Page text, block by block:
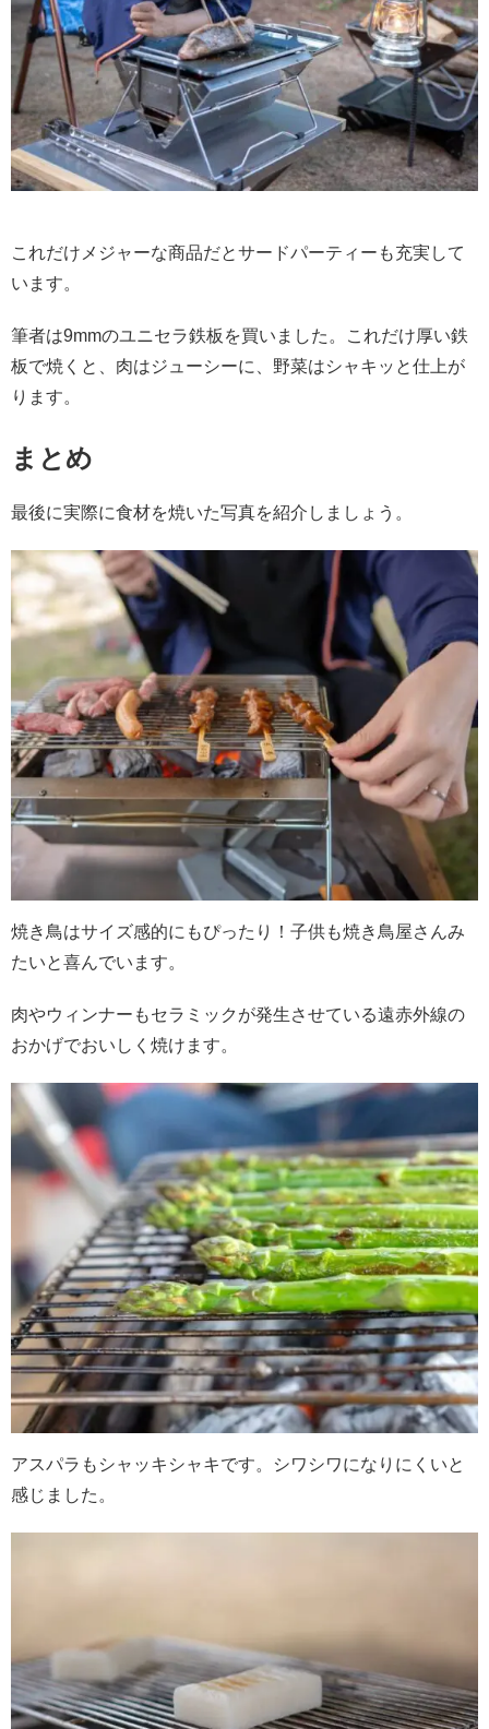
これだけメジャーな商品だとサードパーティーも充実して
います。
筆者は9mmのユニセラ鉄板を買いました。これだけ厚い鉄
板で焼くと、肉はジューシーに、野菜はシャキッと仕上が
ります。
まとめ
最後に実際に食材を焼いた写真を紹介しましょう。
焼き鳥はサイズ感的にもぴったり！子供も焼き鳥屋さんみ
たいと喜んでいます。
肉やウィンナーもセラミックが発生させている遠赤外線の
おかげでおいしく焼けます。
アスパラもシャッキシャキです。シワシワになりにくいと
感じました。